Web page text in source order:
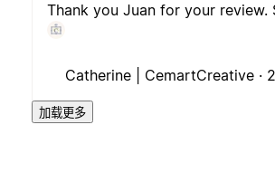
Thank you Juan for your
Catherine | CemartCreative ·
加载更多